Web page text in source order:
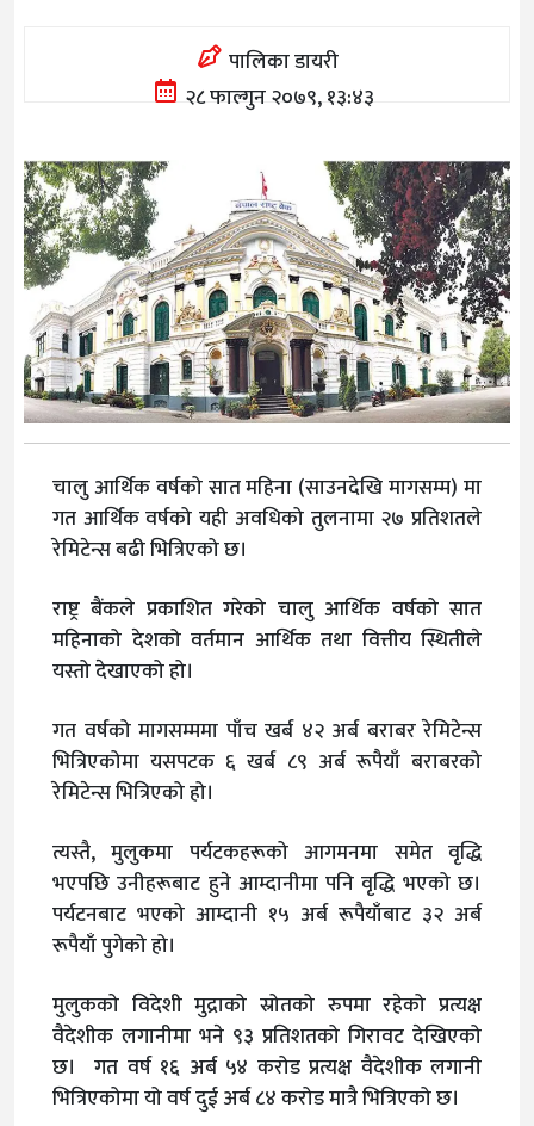
पालिका डायरी
२८ फाल्गुन २०७९, १३:४३
चालु आर्थिक वर्षको सात महिना (साउनदेखि मागसम्म) मा
गत आर्थिक वर्षको यही अवधिको तुलनामा २७ प्रतिशतले
रेमिटेन्स बढी भित्रिएको छ।
राष्ट्र बैंकले प्रकाशित गरेको चालु आर्थिक वर्षको सात
महिनाको देशको वर्तमान आर्थिक तथा वित्तीय स्थितीले
यस्तो देखाएको हो।
गत वर्षको मागसम्ममा पाँच खर्ब ४२ अर्ब बराबर रेमिटेन्स
भित्रिएकोमा यसपटक ६ खर्ब ८९ अर्ब रूपैयाँ बराबरको
रेमिटेन्स भित्रिएको हो।
त्यस्तै, मुलुकमा पर्यटकहरूको आगमनमा समेत वृद्धि
भएपछि उनीहरूबाट हुने आम्दानीमा पनि वृद्धि भएको छ।
पर्यटनबाट भएको आम्दानी १५ अर्ब रूपैयाँबाट ३२ अर्ब
रूपैयाँ पुगेको हो।
मुलुकको विदेशी मुद्राको स्रोतको रुपमा रहेको प्रत्यक्ष
वैदेशीक लगानीमा भने ९३ प्रतिशतको गिरावट देखिएको
छ। गत वर्ष १६ अर्ब ५४ करोड प्रत्यक्ष वैदेशीक लगानी
भित्रिएकोमा यो वर्ष दुई अर्ब ८४ करोड मात्रै भित्रिएको छ।